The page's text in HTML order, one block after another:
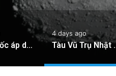
Trung Quốc áp dụng công nghệ lượng tử để ngăn chặn tình trạng mất điện diện rộng
4 days ago
Tàu Vũ Trụ Nhật